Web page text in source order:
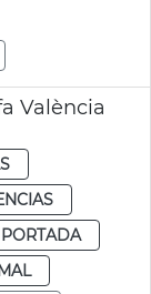
València